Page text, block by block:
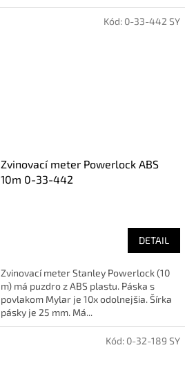
Zvinovací meter Powerlock ABS
10m 0-33-442
DETAIL
Zvinovací meter Stanley Powerlock (10
m) má puzdro z ABS plastu. Páska s
povlakom Mylar je 10x odolnejšia. Šírka
pásky je 25 mm. Má...
Kód: 0-33-442 SY
Kód: 0-32-189 SY